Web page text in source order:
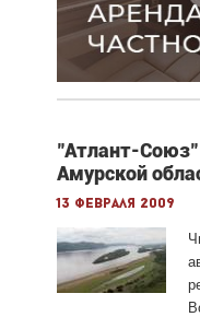
"Атлант-
Амурской
13 февраля 2009